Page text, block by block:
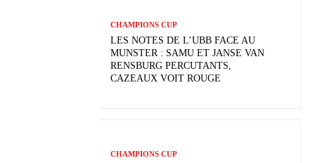
CHAMPIONS CUP
LES NOTES DE L’UBB FACE AU
MUNSTER : SAMU ET JANSE VAN
RENSBURG PERCUTANTS,
CAZEAUX VOIT ROUGE
CHAMPIONS CUP